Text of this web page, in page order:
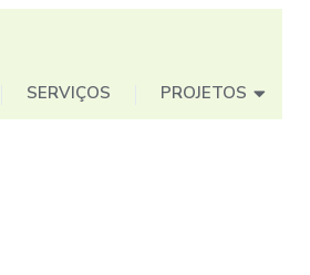
SERVIÇOS PROJETOS